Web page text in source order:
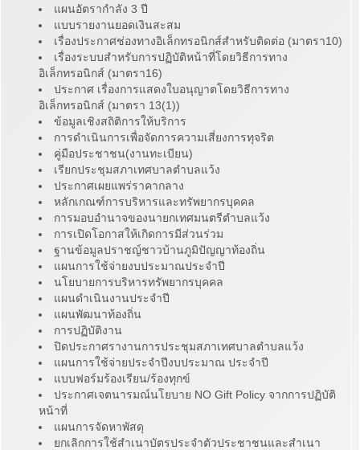
แผนอัตรากำลัง 3 ปี
แบบรายงานยอดเงินสะสม
เรื่องประกาศช่องทางอิเล็กทรอนิกส์สำหรับติดต่อ (มาตรา10)
เรื่องระบบสำหรับการปฏิบัติหน้าที่โดยวิธีการทาง
อิเล็กทรอนิกส์ (มาตรา16)
ประกาศ เรื่องการแสดงใบอนุญาตโดยวิธีการทาง
อิเล็กทรอนิกส์ (มาตรา 13(1))
ข้อมูลเชิงสถิติการให้บริการ
การดำเนินการเพื่อจัดการความเสี่ยงการทุจริต
คู่มือประชาชน(งานทะเบียน)
เรียกประชุมสภาเทศบาลตำบลแว้ง
ประกาศเผยแพร่ราคากลาง
หลักเกณฑ์การบริหารและทรัพยากรบุคคล
การมอบอำนาจของนายกเทศมนตรีตำบลแว้ง
การเปิดโอกาสให้เกิดการมีส่วนร่วม
ฐานข้อมูลปราชญ์ชาวบ้านภูมิปัญญาท้องถิ่น
แผนการใช้จ่ายงบประมาณประจำปี
นโยบายการบริหารทรัพยากรบุคคล
แผนดำเนินงานประจำปี
แผนพัฒนาท้องถิ่น
การปฏิบัติงาน
ปิดประกาศรางานการประชุมสภาเทศบาลตำบลแว้ง
แผนการใช้จ่ายประจำปีงบประมาณ ประจำปี
แบบฟอร์มร้องเรียน/ร้องทุกข์
ประกาศเจตนารมณ์นโยบาย NO Gift Policy จากการปฏิบัติ
หน้าที่
แผนการจัดหาพัสดุ
ยกเลิกการใช้สำเนาบัตรประจำตัวประชาชนและสำเนา